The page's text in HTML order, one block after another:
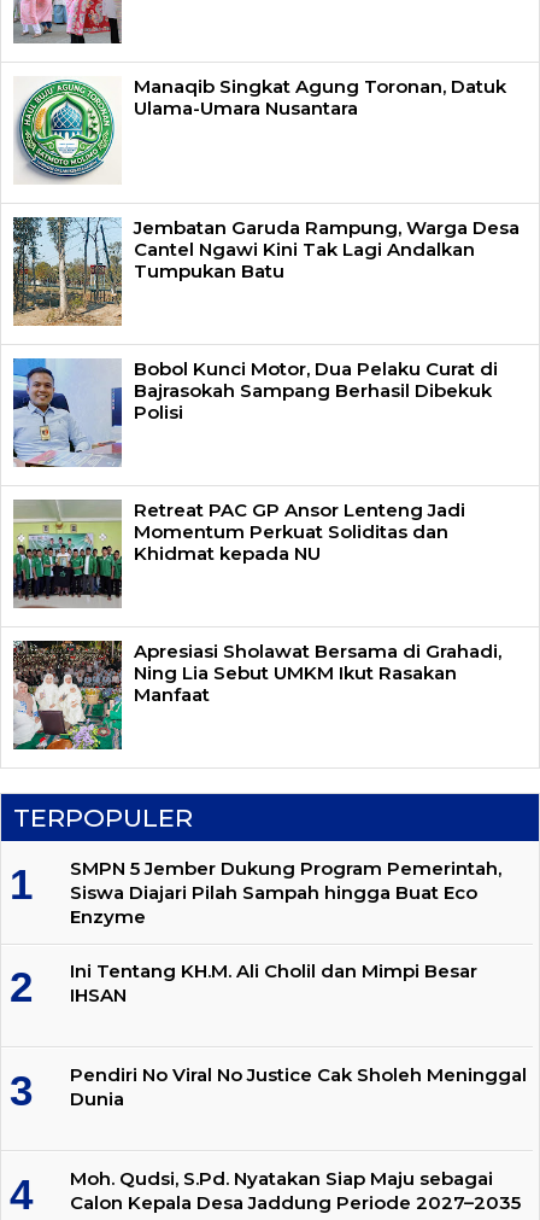
Manaqib Singkat Agung Toronan, Datuk
Ulama-Umara Nusantara
Jembatan Garuda Rampung, Warga Desa
Cantel Ngawi Kini Tak Lagi Andalkan
Tumpukan Batu
Bobol Kunci Motor, Dua Pelaku Curat di
Bajrasokah Sampang Berhasil Dibekuk
Polisi
Retreat PAC GP Ansor Lenteng Jadi
Momentum Perkuat Soliditas dan
Khidmat kepada NU
Apresiasi Sholawat Bersama di Grahadi,
Ning Lia Sebut UMKM Ikut Rasakan
Manfaat
TERPOPULER
SMPN 5 Jember Dukung Program Pemerintah,
Siswa Diajari Pilah Sampah hingga Buat Eco
Enzyme
Ini Tentang KH.M. Ali Cholil dan Mimpi Besar
IHSAN
Pendiri No Viral No Justice Cak Sholeh Meninggal
Dunia
Moh. Qudsi, S.Pd. Nyatakan Siap Maju sebagai
Calon Kepala Desa Jaddung Periode 2027–2035